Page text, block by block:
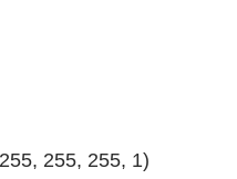
255, 255, 1)